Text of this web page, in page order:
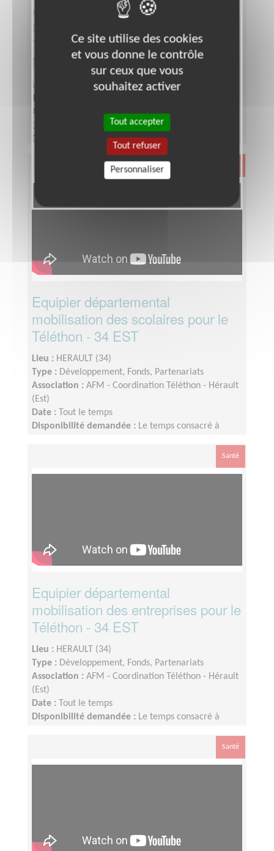
Animateur de secteur : Mobiliser -
Communiquer - Développer le
Téléthon secteur de
MONTPELLIER
Lieu :
HERAULT (34)
Association :
AFM - Coordination Téléthon - Hérault
Date :
Tout le temps
Disponibilité demandée :
Quelques heures par
Equipier départemental
mobilisation des scolaires pour le
Téléthon - 34 EST
Lieu : HERAULT (34)
Type : Développement, Fonds, Partenariats
Association : AFM - Coordination Téléthon - Hérault
(Est)
Date :
Tout le temps
Disponibilité demandée : Le temps consacré à
sollicitation est plus importante de Septembre àSanté
Equipier départemental
mobilisation des entreprises pour le
Téléthon - 34 EST
Lieu : HERAULT (34)
Type : Développement, Fonds, Partenariats
Association : AFM - Coordination Téléthon - Hérault
(Est)
Date :
Tout le temps
Disponibilité demandée : Le temps consacré à
sollicitation est plus importante de Septembre àSanté
Ce site utilise des cookies
et vous donne le contrôle
sur ceux que vous
souhaitez activer
Tout accepter
Tout refuser
Personnaliser